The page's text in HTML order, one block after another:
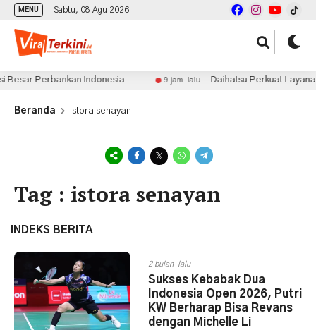
MENU Sabtu, 08 Agu 2026
Perbankan Indonesia 9 jam lalu Daihatsu Perkuat Layanan
Beranda istora senayan
Tag : istora senayan
INDEKS BERITA
2 bulan lalu
Sukses Kebabak Dua
Indonesia Open 2026, Putri
KW Berharap Bisa Revans
dengan Michelle Li